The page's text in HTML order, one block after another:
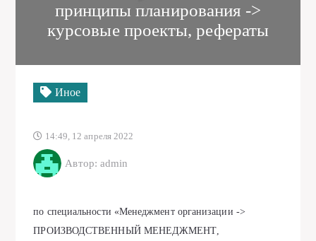
принципы планирования ->
курсовые проекты, рефераты
Иное
14:49, 12 апреля 2022
Автор: admin
по специальности «Менеджмент организации ->
ПРОИЗВОДСТВЕННЫЙ МЕНЕДЖМЕНТ,